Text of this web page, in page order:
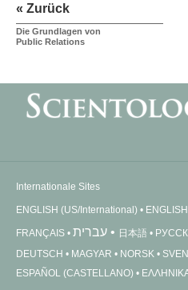
« Zurück
Die Grundlagen von
Public Relations
Internationale Sites
ENGLISH (US/International)
FRANÇAIS עברית 日本語
DEUTSCH
MAGYAR NORSK
ESPAÑOL (CASTELLANO)